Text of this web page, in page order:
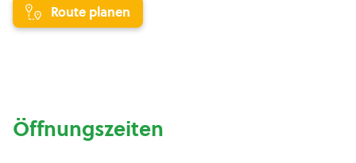
Route planen
Öffnungszeiten